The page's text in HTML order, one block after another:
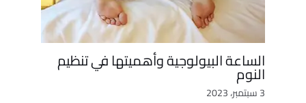
الساعة البيولوجية وأهميتها في تنظيم
النوم
3 سبتمبر، 2023